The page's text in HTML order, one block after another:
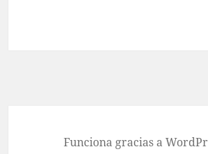
Funciona gracias a